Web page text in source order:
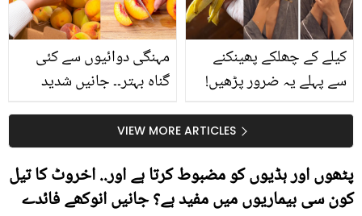
کیا؟
مہنگی دوائیوں سے کئی
گناہ بہتر۔۔ جانیں شدید
کیوں کھانا چاہیے؟
کیلے کے چھلکے پھینکنے
سے پہلے یہ ضرور پڑھیں!
سستا اور قدرتی حلVIEW MORE ARTICLES
پٹھوں اور ہڈیوں کو مضبوط کرتا ہے اور.. اخروٹ کا تیل
کون سی بیماریوں میں مفید ہے؟ جانیں انوکھے فائدے